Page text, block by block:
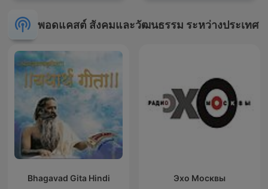
พอดแคสต์ สังคมและวัฒนธรรม ระหว่างประเทศ
Bhagavad Gita Hindi Эхо Москвы